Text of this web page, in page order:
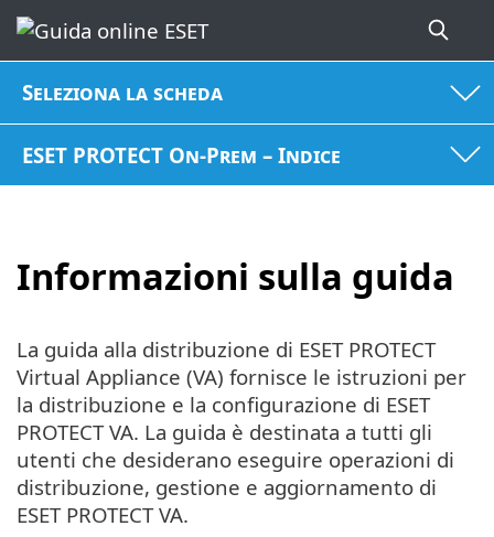
Seleziona la scheda
ESET PROTECT On-Prem – Indice
Informazioni sulla guida
La guida alla distribuzione di ESET PROTECT
Virtual Appliance (VA) fornisce le istruzioni per
la distribuzione e la configurazione di ESET
PROTECT VA. La guida è destinata a tutti gli
utenti che desiderano eseguire operazioni di
distribuzione, gestione e aggiornamento di
ESET PROTECT VA.